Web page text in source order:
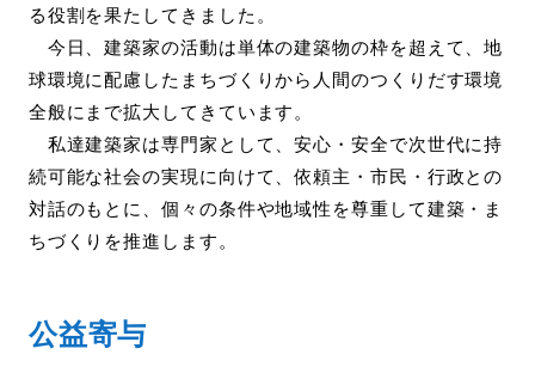
る役割を果たしてきました。
今日、建築家の活動は単体の建築物の枠を超えて、地
球環境に配慮したまちづくりから人間のつくりだす環境
全般にまで拡大してきています。
私達建築家は専門家として、安心・安全で次世代に持
続可能な社会の実現に向けて、依頼主・市民・行政との
対話のもとに、個々の条件や地域性を尊重して建築・ま
ちづくりを推進します。
公益寄与